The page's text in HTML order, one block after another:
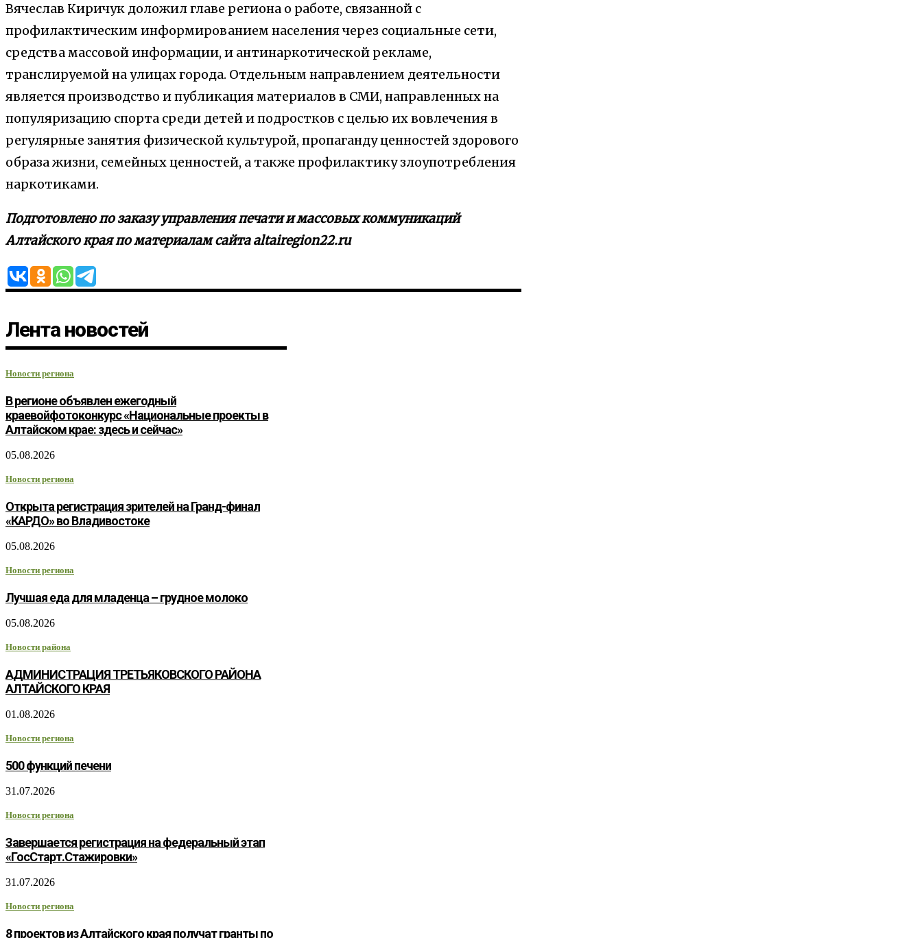
Вячеслав Киричук доложил главе региона о работе, связанной с
профилактическим информированием населения через социальные сети,
средства массовой информации, и антинаркотической рекламе,
транслируемой на улицах города. Отдельным направлением деятельности
является производство и публикация материалов в СМИ, направленных на
популяризацию спорта среди детей и подростков с целью их вовлечения в
регулярные занятия физической культурой, пропаганду ценностей здорового
образа жизни, семейных ценностей, а также профилактику злоупотребления
наркотиками.
Подготовлено по заказу управления печати и массовых коммуникаций
Алтайского края по материалам сайта altairegion22.ru
Лента новостей
Новости региона
В регионе объявлен ежегодный
краевойфотоконкурс «Национальные проекты в
Алтайском крае: здесь и сейчас»
05.08.2026
Новости региона
Открыта регистрация зрителей на Гранд-финал
«КАРДО» во Владивостоке
05.08.2026
Новости региона
Лучшая еда для младенца – грудное молоко
05.08.2026
Новости района
АДМИНИСТРАЦИЯ ТРЕТЬЯКОВСКОГО РАЙОНА
АЛТАЙСКОГО КРАЯ
01.08.2026
Новости региона
500 функций печени
31.07.2026
Новости региона
Завершается регистрация на федеральный этап
«ГосСтарт.Стажировки»
31.07.2026
Новости региона
8 проектов из Алтайского края получат гранты по